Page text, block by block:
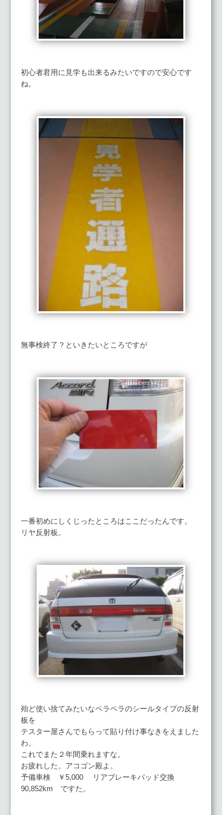
初心者君用に見学も出来るみたいですので安心です
ね。
無事検終了？といきたいところですが
一番初めにしくじったところはここだったんです。
リヤ反射板。
殆ど使い捨てみたいなペラペラのシールタイプの反射
板を
テスター屋さんでもらって貼り付け事なきをえました
わ。
これでまた２年間乗れますな。
お疲れした。アコゴン殿よ。
予備車検 ￥5,000 リアブレーキパッド交換
90,852km ですた。